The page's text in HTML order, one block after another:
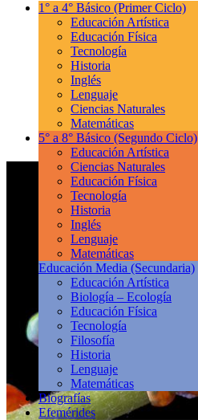
1° a 4° Básico (Primer Ciclo)
Educación Artística
Educación Física
Tecnología
Historia
Inglés
Lenguaje
Ciencias Naturales
Matemáticas
5° a 8° Básico (Segundo Ciclo)
Educación Artística
Ciencias Naturales
Educación Física
Tecnología
Historia
Inglés
Lenguaje
Matemáticas
Educación Media (Secundaria)
Educación Artística
Biología – Ecología
Educación Física
Tecnología
Filosofía
Historia
Lenguaje
Matemáticas
Biografías
Efemérides